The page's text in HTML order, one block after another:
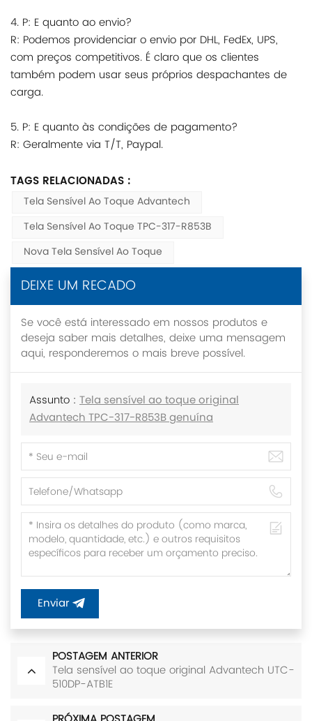
4. P: E quanto ao envio?
R: Podemos providenciar o envio por DHL, FedEx, UPS,
com preços competitivos. É claro que os clientes
também podem usar seus próprios despachantes de
carga.
5. P: E quanto às condições de pagamento?
R: Geralmente via T/T, Paypal.
TAGS RELACIONADAS :
Tela Sensível Ao Toque Advantech
Tela Sensível Ao Toque TPC-317-R853B
Nova Tela Sensível Ao Toque
DEIXE UM RECADO
Se você está interessado em nossos produtos e
deseja saber mais detalhes, deixe uma mensagem
aqui, responderemos o mais breve possível.
Assunto : Tela sensível ao toque original
Advantech TPC-317-R853B genuína
Enviar
POSTAGEM ANTERIOR
Tela sensível ao toque original Advantech UTC-
510DP-ATB1E